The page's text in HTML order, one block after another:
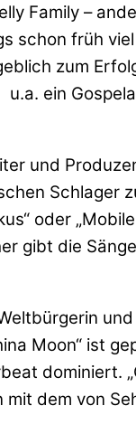
Family –
schon früh
zum
ein
und
Schlager
oder
gibt die
Moon“ ist
dominiert.
dem von